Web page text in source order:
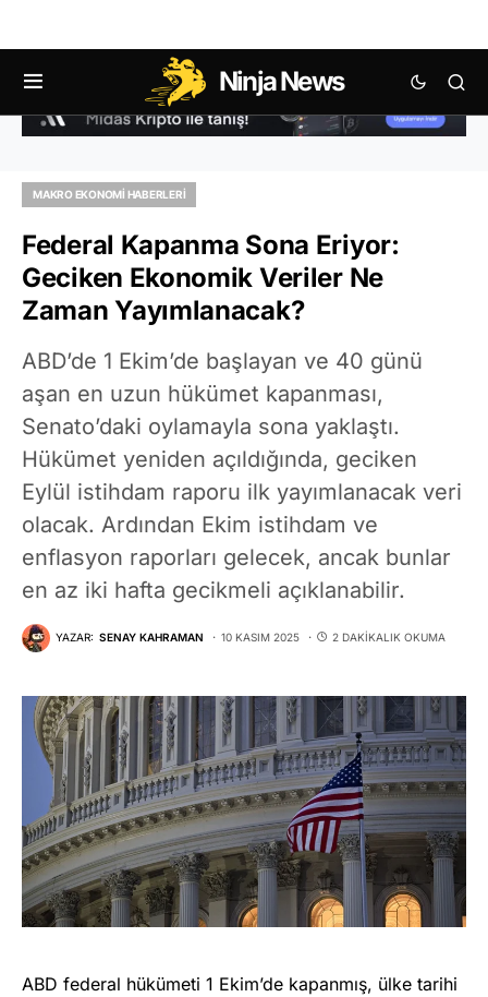
Ninja News
MAKRO EKONOMI HABERLERI
Federal Kapanma Sona Eriyor:
Geciken Ekonomik Veriler Ne
Zaman Yayımlanacak?
ABD’de 1 Ekim’de başlayan ve 40 günü
aşan en uzun hükümet kapanması,
Senato’daki oylamayla sona yaklaştı.
Hükümet yeniden açıldığında, geciken
Eylül istihdam raporu ilk yayımlanacak veri
olacak. Ardından Ekim istihdam ve
enflasyon raporları gelecek, ancak bunlar
en az iki hafta gecikmeli açıklanabilir.
YAZAR: SENAY KAHRAMAN 10 KASIM 2025 2 DAKIKALIK OKUMA
ABD federal hükümeti 1 Ekim’de kapanmış, ülke tarihi